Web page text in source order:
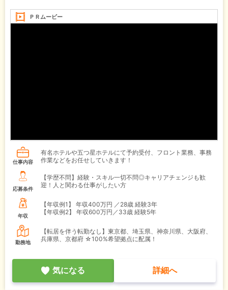
ＰＲムービー
仕事内容
有名ホテルや五つ星ホテルにて予約受付、フロント業務、事務
作業などをお任せしていきます！
応募条件
【学歴不問】経験・スキル一切不問◎キャリアチェンジも歓
迎！人と関わる仕事がしたい方
年収
【年収例1】
年収400万円 ／28歳 経験3年
【年収例2】
年収600万円／33歳 経験5年
勤務地
【転居を伴う転勤なし】東京都、埼玉県、神奈川県、大阪府、
兵庫県、京都府 ☆100%希望拠点に配属！
気になる 詳細へ